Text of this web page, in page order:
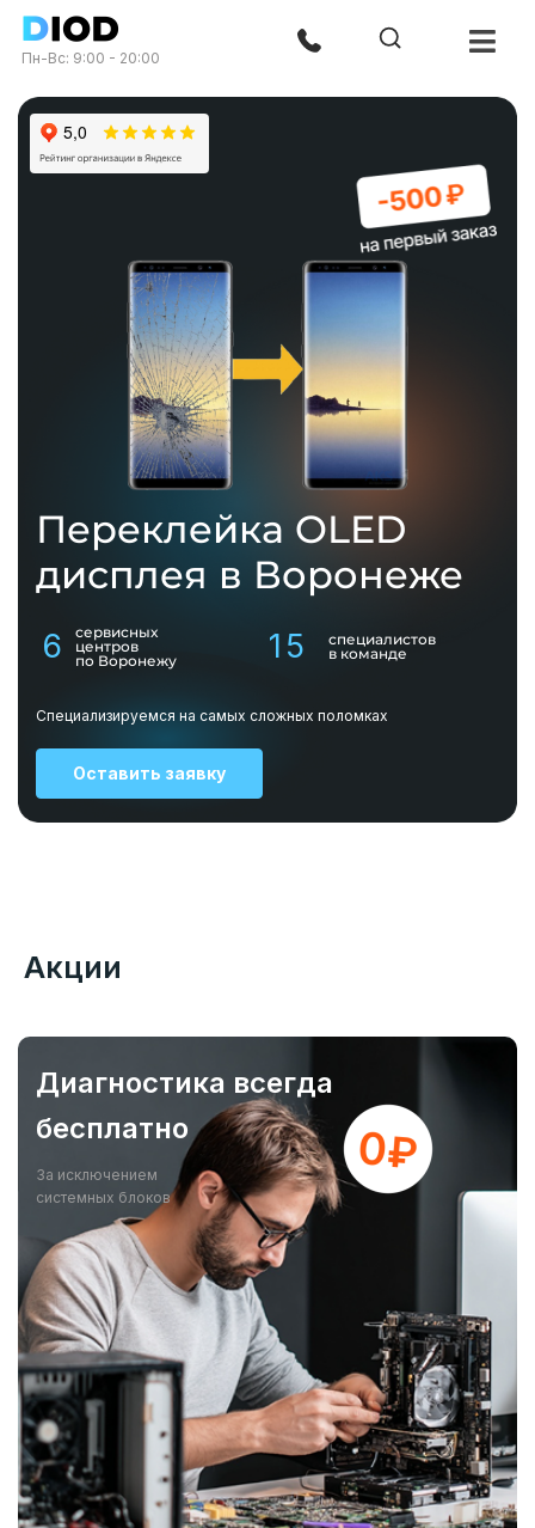
Пн-Вс: 9:00 - 20:00
Переклейка OLED
дисплея в Воронеже
6
сервисных
центров
по Воронежу
15
специалистов
в команде
Специализируемся на самых сложных поломках
Оставить заявку
Акции
Диагностика всегда
бесплатно
За исключением
системных блоков